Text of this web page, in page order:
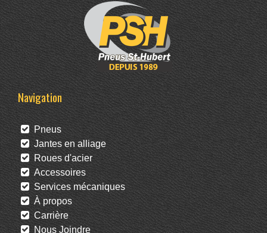
Navigation
Pneus
Jantes en alliage
Roues d'acier
Accessoires
Services mécaniques
À propos
Carrière
Nous Joindre